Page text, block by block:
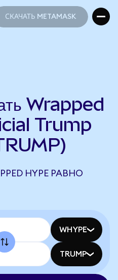
СКАЧАТЬ METAMASK
Wrapped
Trump
HYPE РАВНО
WHYPE
TRUMP